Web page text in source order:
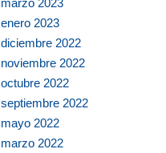
enero 2023
diciembre 2022
noviembre 2022
octubre 2022
septiembre 2022
mayo 2022
marzo 2022